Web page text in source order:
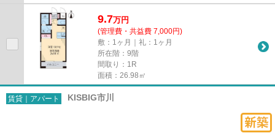
9.7万円
(管理費・共益費 7,000円)
敷：1ヶ月｜礼：1ヶ月
所在階：9階
間取り：1R
面積：26.98㎡
賃貸｜アパート KISBIG市川